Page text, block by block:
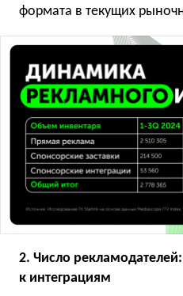
формата в текущих
2. Число рекламодателей:
к интеграциям